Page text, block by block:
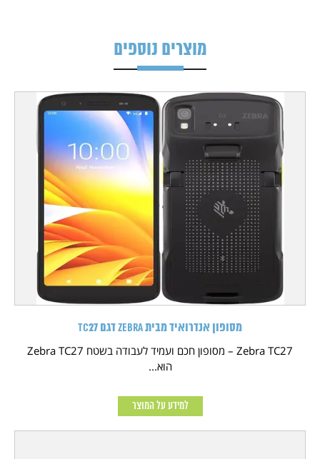
מוצרים נוספים
מסופון אנדרואיד מבית Zebra דגם TC27
Zebra TC27 – מסופון חכם ועמיד לעבודה בשטח Zebra TC27
הוא...
למידע על המוצר